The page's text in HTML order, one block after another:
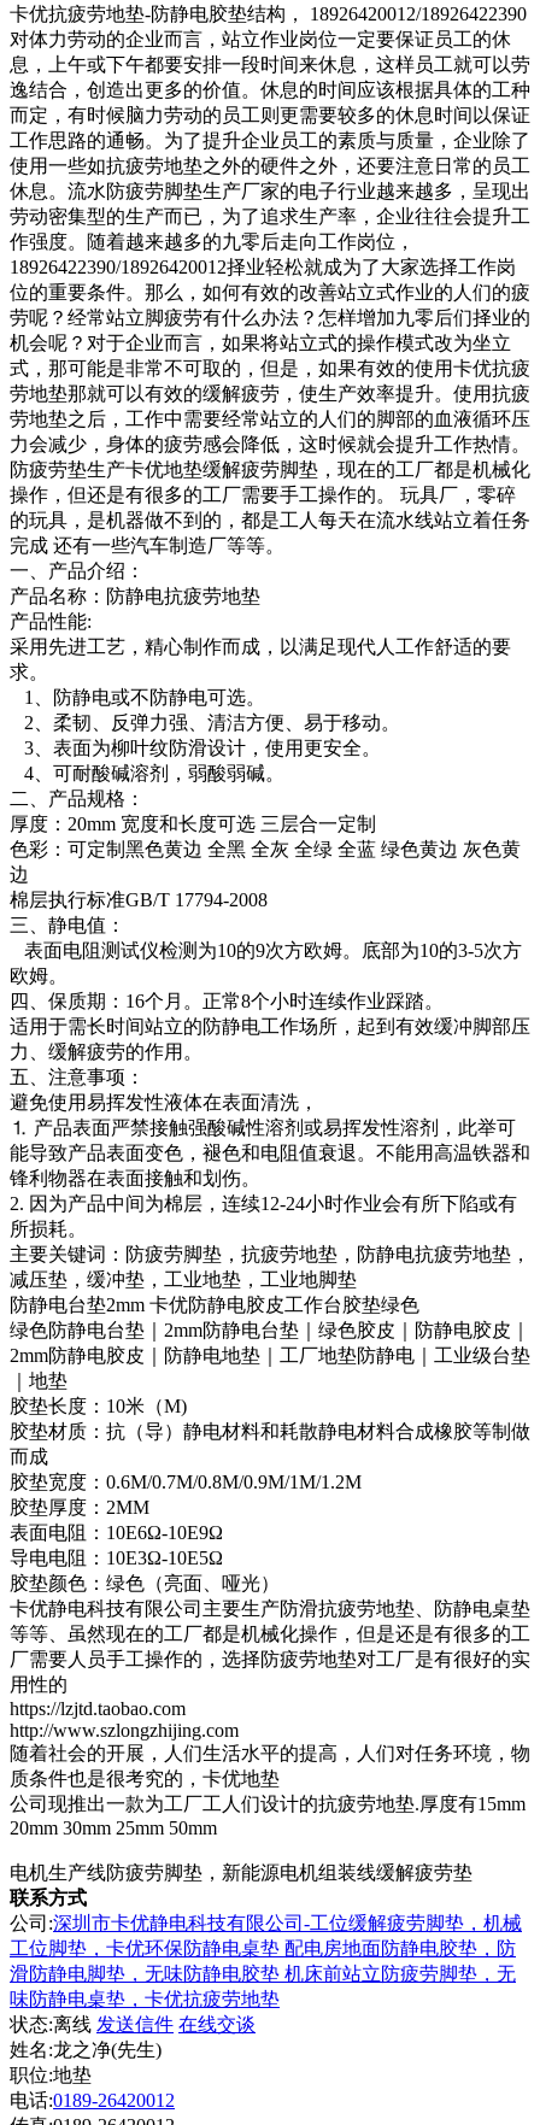
卡优抗疲劳地垫-防静电胶垫结构， 18926420012/18926422390
对体力劳动的企业而言，站立作业岗位一定要保证员工的休
息，上午或下午都要安排一段时间来休息，这样员工就可以劳
逸结合，创造出更多的价值。休息的时间应该根据具体的工种
而定，有时候脑力劳动的员工则更需要较多的休息时间以保证
工作思路的通畅。为了提升企业员工的素质与质量，企业除了
使用一些如抗疲劳地垫之外的硬件之外，还要注意日常的员工
休息。流水防疲劳脚垫生产厂家的电子行业越来越多，呈现出
劳动密集型的生产而已，为了追求生产率，企业往往会提升工
作强度。随着越来越多的九零后走向工作岗位，
18926422390/18926420012择业轻松就成为了大家选择工作岗
位的重要条件。那么，如何有效的改善站立式作业的人们的疲
劳呢？经常站立脚疲劳有什么办法？怎样增加九零后们择业的
机会呢？对于企业而言，如果将站立式的操作模式改为坐立
式，那可能是非常不可取的，但是，如果有效的使用卡优抗疲
劳地垫那就可以有效的缓解疲劳，使生产效率提升。使用抗疲
劳地垫之后，工作中需要经常站立的人们的脚部的血液循环压
力会减少，身体的疲劳感会降低，这时候就会提升工作热情。
防疲劳垫生产卡优地垫缓解疲劳脚垫，现在的工厂都是机械化
操作，但还是有很多的工厂需要手工操作的。 玩具厂，零碎
的玩具，是机器做不到的，都是工人每天在流水线站立着任务
完成 还有一些汽车制造厂等等。
一、产品介绍：
产品名称：防静电抗疲劳地垫
产品性能:
采用先进工艺，精心制作而成，以满足现代人工作舒适的要
求。
1、防静电或不防静电可选。
2、柔韧、反弹力强、清洁方便、易于移动。
3、表面为柳叶纹防滑设计，使用更安全。
4、可耐酸碱溶剂，弱酸弱碱。
二、产品规格：
厚度：20mm 宽度和长度可选 三层合一定制
色彩：可定制黑色黄边 全黑 全灰 全绿 全蓝 绿色黄边 灰色黄
边
棉层执行标准GB/T 17794-2008
三、静电值：
表面电阻测试仪检测为10的9次方欧姆。底部为10的3-5次方
欧姆。
四、保质期：16个月。正常8个小时连续作业踩踏。
适用于需长时间站立的防静电工作场所，起到有效缓冲脚部压
力、缓解疲劳的作用。
五、注意事项：
避免使用易挥发性液体在表面清洗，
⒈ 产品表面严禁接触强酸碱性溶剂或易挥发性溶剂，此举可
能导致产品表面变色，褪色和电阻值衰退。不能用高温铁器和
锋利物器在表面接触和划伤。
2. 因为产品中间为棉层，连续12-24小时作业会有所下陷或有
所损耗。
主要关键词：防疲劳脚垫，抗疲劳地垫，防静电抗疲劳地垫，
减压垫，缓冲垫，工业地垫，工业地脚垫
防静电台垫2mm 卡优防静电胶皮工作台胶垫绿色
绿色防静电台垫｜2mm防静电台垫｜绿色胶皮｜防静电胶皮｜
2mm防静电胶皮｜防静电地垫｜工厂地垫防静电｜工业级台垫
｜地垫
胶垫长度：10米（M)
胶垫材质：抗（导）静电材料和耗散静电材料合成橡胶等制做
而成
胶垫宽度：0.6M/0.7M/0.8M/0.9M/1M/1.2M
胶垫厚度：2MM
表面电阻：10E6Ω-10E9Ω
导电电阻：10E3Ω-10E5Ω
胶垫颜色：绿色（亮面、哑光）
卡优静电科技有限公司主要生产防滑抗疲劳地垫、防静电桌垫
等等、虽然现在的工厂都是机械化操作，但是还是有很多的工
厂需要人员手工操作的，选择防疲劳地垫对工厂是有很好的实
用性的
https://lzjtd.taobao.com
http://www.szlongzhijing.com
随着社会的开展，人们生活水平的提高，人们对任务环境，物
质条件也是很考究的，卡优地垫
公司现推出一款为工厂工人们设计的抗疲劳地垫.厚度有15mm
20mm 30mm 25mm 50mm
电机生产线防疲劳脚垫，新能源电机组装线缓解疲劳垫
联系方式
公司:深圳市卡优静电科技有限公司-工位缓解疲劳脚垫，机械
工位脚垫，卡优环保防静电桌垫 配电房地面防静电胶垫，防
滑防静电脚垫，无味防静电胶垫 机床前站立防疲劳脚垫，无
味防静电桌垫，卡优抗疲劳地垫
状态:离线 发送信件 在线交谈
姓名:龙之净(先生)
职位:地垫
电话:0189-26420012